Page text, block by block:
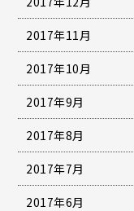
2017年11月
2017年10月
2017年9月
2017年8月
2017年7月
2017年6月